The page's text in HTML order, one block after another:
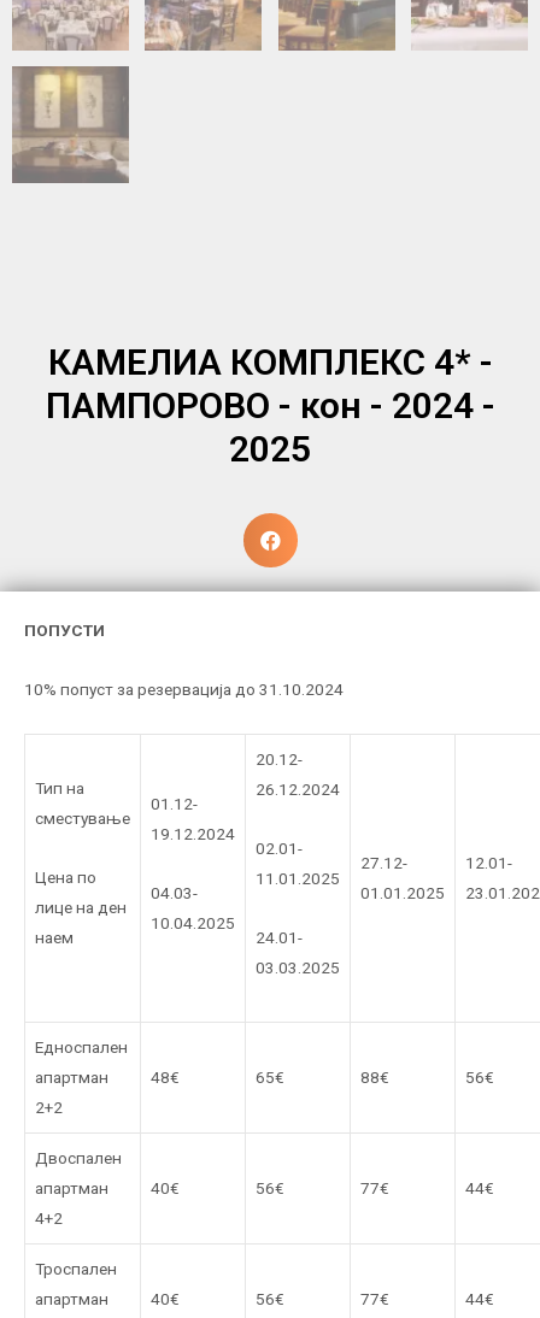
КАМЕЛИА КОМПЛЕКС 4* -
ПАМПОРОВО - кон - 2024 -
2025
ПОПУСТИ
10% попуст за резервација до 31.10.2024
Тип на
сместување
Цена по
лице на ден
наем
01.12-
19.12.2024
04.03-
10.04.2025
20.12-
26.12.2024
02.01-
11.01.2025
24.01-
03.03.2025
27.12-
01.01.2025
12.01-
Едноспален
апартман
2+2
48€ 65€ 88€ 56€
Двоспален
апартман
4+2
40€ 56€ 77€ 44€
Троспален
апартман
40€ 56€ 77€ 44€